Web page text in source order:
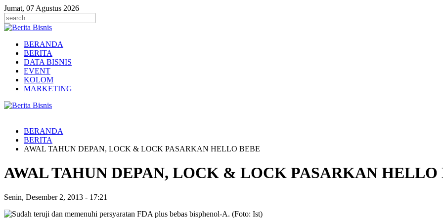
Jumat, 07 Agustus 2026
BERANDA
BERITA
DATA BISNIS
EVENT
KOLOM
MARKETING
BERANDA
BERITA
AWAL TAHUN DEPAN, LOCK & LOCK PASARKAN HELLO BEBE
AWAL TAHUN DEPAN, LOCK & LOCK PASARKAN HELLO
Senin, Desember 2, 2013 - 17:21